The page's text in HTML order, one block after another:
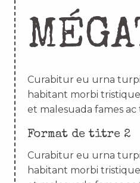
Curabitur eu urna
habitant morbi
et malesuada fames ac
Format de titre 2
Curabitur eu urna
habitant morbi